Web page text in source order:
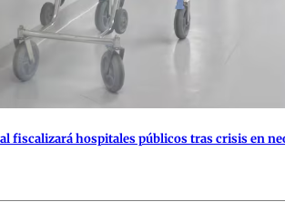
fiscalizará hospitales públicos tras crisis en